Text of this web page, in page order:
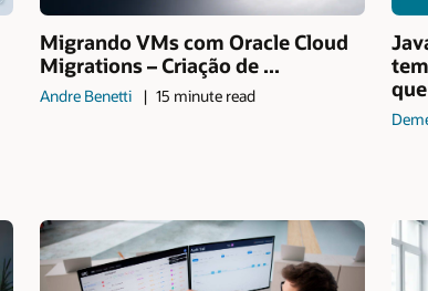
Migrando VMs com Oracle Cloud
Migrations – Criação de ...
Andre Benetti 15 minute read